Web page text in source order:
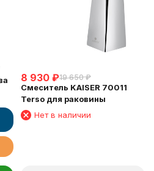
8 930 ₽19 650 ₽
Смеситель KAISER 70011
Terso для раковины
Нет в наличии